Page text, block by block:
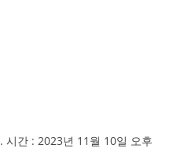
시간 : 2023년 11월 10일 오후